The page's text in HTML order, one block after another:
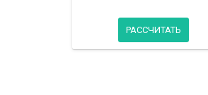
РАССЧИТАТЬ